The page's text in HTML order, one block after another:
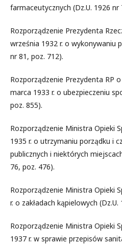
farmaceutycznych (Dz.U. 1926 nr
Rozporządzenie Prezydenta
września 1932 r. o wykonywaniu
nr 81, poz. 712).
Rozporządzenie Prezydenta RP
marca 1933 r. o ubezpieczeniu
poz. 855).
Rozporządzenie Ministra Opieki
1935 r. o utrzymaniu porządku i
publicznych i niektórych
76, poz. 476).
Rozporządzenie Ministra Opieki
r. o zakładach kąpielowych
Rozporządzenie Ministra Opieki
1937 r. w sprawie przepisów